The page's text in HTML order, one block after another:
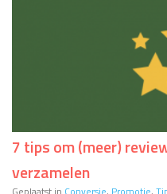
7 tips om (meer)
verzamelen